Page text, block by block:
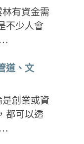
林有資金需
不少人會
…
道、文
是創業或資
都可以透
…